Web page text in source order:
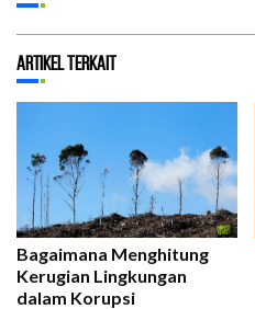
Artikel Terkait
Bagaimana Menghitung
Kerugian Lingkungan
dalam Korupsi